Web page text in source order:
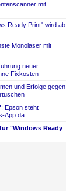
mit
Ready Print" wird ab
Monolaser mit
neuer
Fixkosten
und Erfolge gegen
: Epson steht
​App da
"Windows Ready